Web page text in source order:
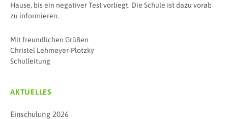
Hause, bis ein negativer Test vorliegt. Die Schule ist dazu vorab
zu informieren.
Mit freundlichen Grüßen
Christel Lehmeyer-Plotzky
Schulleitung
AKTUELLES
Einschulung 2026